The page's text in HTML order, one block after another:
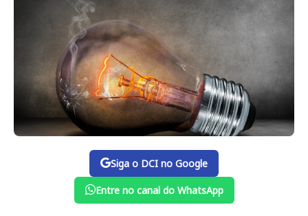
Siga o DCI no Google
Entre no canal do WhatsApp